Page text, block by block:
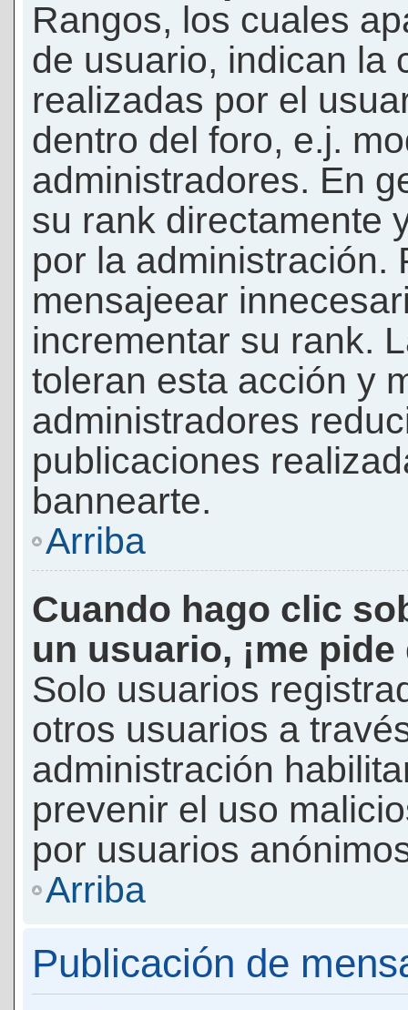
Rangos, los cuales
de usuario, indican la
realizadas por el
dentro del foro, e.j.
administradores. En
su rank directamente
por la administración.
mensajeear
incrementar su rank.
toleran esta acción y
administradores
publicaciones
bannearte.
Arriba
Cuando hago clic
un usuario, ¡me
Solo usuarios
otros usuarios a
administración
prevenir el uso
por usuarios
Arriba
Publicación de